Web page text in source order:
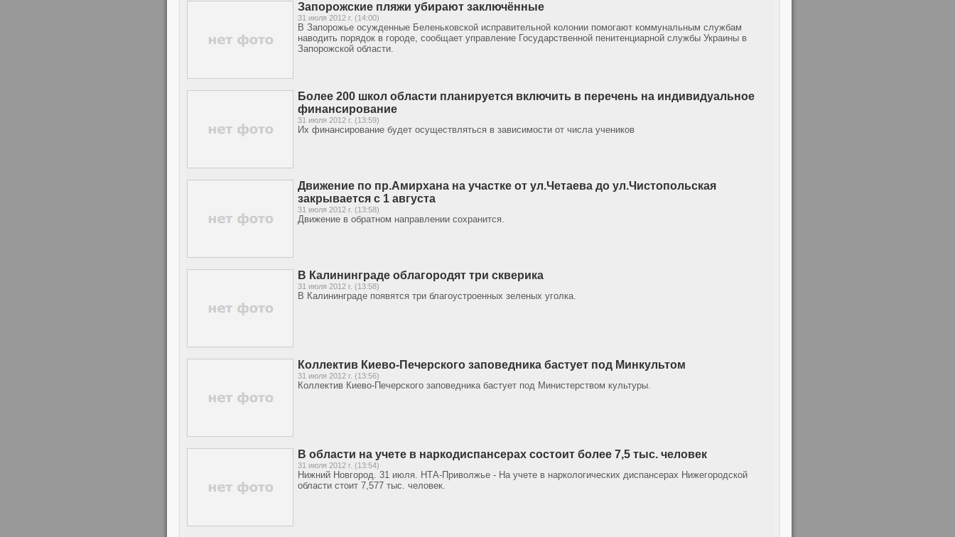
Запорожские пляжи убирают заключённые
31 июля 2012 г. (14:00)
В Запорожье осужденные Беленьковской исправительной колонии помогают коммунальным службам
наводить порядок в городе, сообщает управление Государственной пенитенциарной службы Украины в
Запорожской области.
Более 200 школ области планируется включить в перечень на индивидуальное
финансирование
31 июля 2012 г. (13:59)
Их финансирование будет осуществляться в зависимости от числа учеников
Движение по пр.Амирхана на участке от ул.Четаева до ул.Чистопольская
закрывается с 1 августа
31 июля 2012 г. (13:58)
Движение в обратном направлении сохранится.
В Калининграде облагородят три скверика
31 июля 2012 г. (13:58)
В Калининграде появятся три благоустроенных зеленых уголка.
Коллектив Киево-Печерского заповедника бастует под Минкультом
31 июля 2012 г. (13:56)
Коллектив Киево-Печерского заповедника бастует под Министерством культуры.
В области на учете в наркодиспансерах состоит более 7,5 тыс. человек
31 июля 2012 г. (13:54)
Нижний Новгород. 31 июля. НТА-Приволжье - На учете в наркологических диспансерах Нижегородской
области стоит 7,577 тыс. человек.